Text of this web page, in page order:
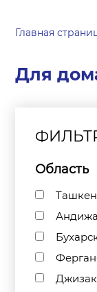
Главная
Для
Область